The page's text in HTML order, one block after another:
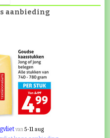
aanbieding
van5-11 aug